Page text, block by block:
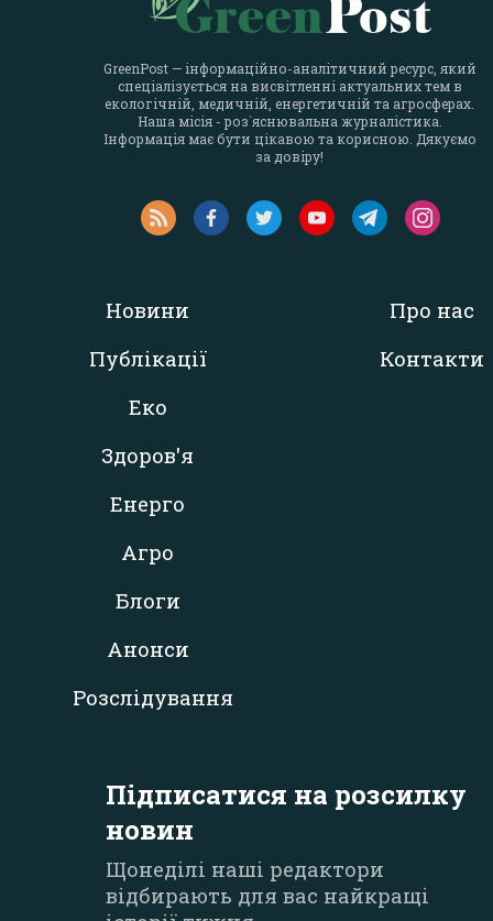
GreenPost — інформаційно-аналітичний ресурс, який
спеціалізується на висвітленні актуальних тем в
екологічній, медичній, енергетичній та агросферах.
Наша місія - роз`яснювальна журналістика.
Інформація має бути цікавою та корисною. Дякуємо
за довіру!
Новини
Публікації
Еко
Здоров'я
Енерго
Агро
Блоги
Анонси
Розслідування
Про нас
Контакти
Підписатися на розсилку
новин
Щонеділі наші редактори
відбирають для вас найкращі